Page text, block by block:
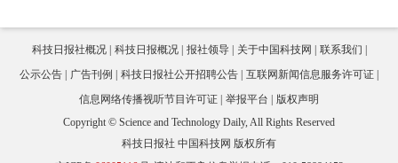
科技日报社概况 科技日报概况 报社领导 关于中国科技网
联系我们
公示公告
广告刊例 科技日报社公开招聘公告
互联网新闻信息服务许可证
信息网络传播视听节目许可证
举报平台
版权声明
Copyright © Science and Technology Daily, All Rights Reserved
科技日报社 中国科技网 版权所有